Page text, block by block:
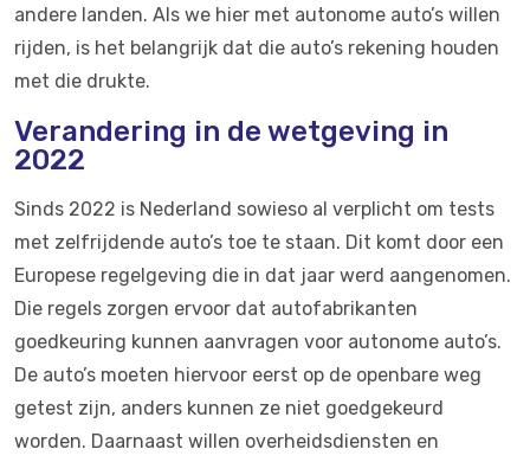
andere landen. Als we hier met autonome auto’s willen
rijden, is het belangrijk dat die auto’s rekening houden
met die drukte.
Verandering in de wetgeving in
2022
Sinds 2022 is Nederland sowieso al verplicht om tests
met zelfrijdende auto’s toe te staan. Dit komt door een
Europese regelgeving die in dat jaar werd aangenomen.
Die regels zorgen ervoor dat autofabrikanten
goedkeuring kunnen aanvragen voor autonome auto’s.
De auto’s moeten hiervoor eerst op de openbare weg
getest zijn, anders kunnen ze niet goedgekeurd
worden. Daarnaast willen overheidsdiensten en